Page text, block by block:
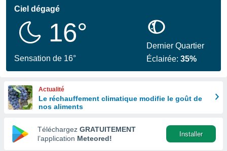
en
Ciel dégagé
16°
Sensation de 16°
Dernier Quartier
Éclairée:35%
Actualité
Le réchauffement climatique modifie le goût de
nos aliments
Téléchargez GRATUITEMENT
l’application Meteored!
Installer